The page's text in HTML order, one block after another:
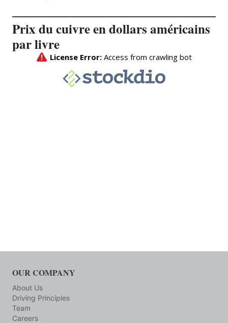
Prix du cuivre en dollars américains
par livre
OUR COMPANY
About Us
Driving Principles
Team
Careers